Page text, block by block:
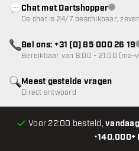
•140.000+
Voor 22:00 besteld,
Meest gestelde vragen
Direct antwoord
Chat met Dartshopper
De chat is 24/7 beschikbaar,
Bel ons: +31 (0) 85 000 26 19
Bereikbaar van 8:00 - 21:00 (ma-